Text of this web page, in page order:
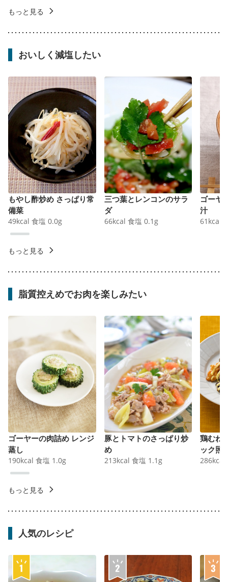
もっと見る
おいしく減塩したい
もやし酢炒め さっぱり常
備菜
49kcal 食塩 0.0g
三つ葉とレンコンのサラ
ダ
66kcal 食塩 0.1 g
ゴーヤ
汁
61 kcal
もっと見る
脂質控えめでお肉を楽しみたい
ゴーヤーの肉詰め レンジ
蒸し
190kcal 食塩 1.0g
豚とトマトのさっぱり炒
め
213kcal 食塩 1.1 g
鶏むね
ック照
286kcal
もっと見る
人気のレシピ